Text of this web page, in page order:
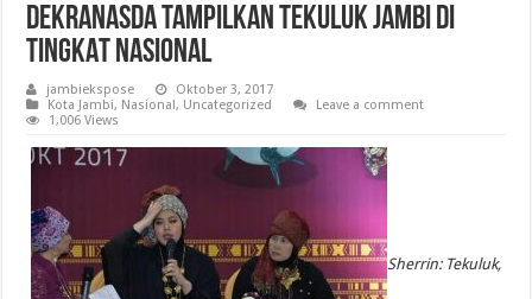
DEKRANASDA TAMPILKAN TEKULUK JAMBI DI
TINGKAT NASIONAL
jambiekspose
Oktober 3, 2017
Kota Jambi, Nasional, Uncategorized
Leave a comment
1,006 Views
Sherrin: Tekuluk,